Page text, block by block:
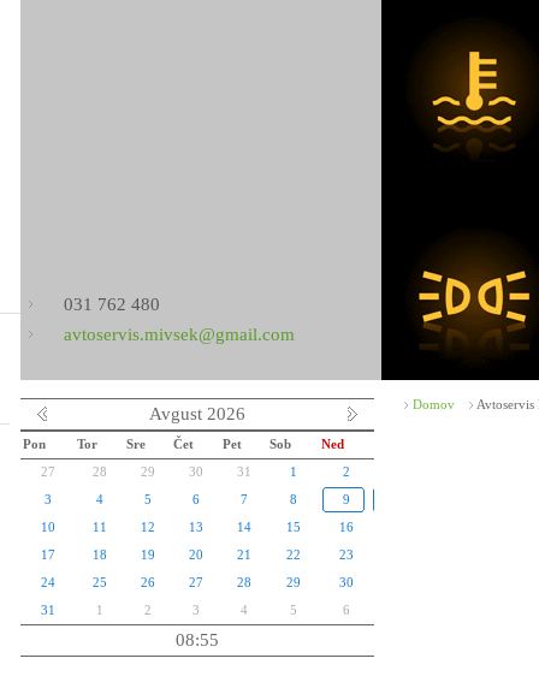
031 762 480
avtoservis.mivsek@gmail.com
Avgust 2026
Pon Tor Sre Čet Pet Sob Ned
27 28 29 30 31 1 2
3 4 5 6 7 8 9
10 11 12 13 14 15 16
17 18 19 20 21 22 23
24 25 26 27 28 29 30
31 1 2 3 4 5 6
08:55
Domov Avtoservis